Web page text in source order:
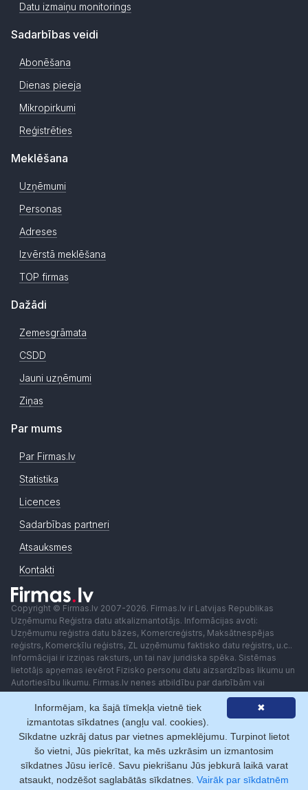
Datu izmaiņu monitorings
Sadarbības veidi
Abonēšana
Dienas pieeja
Mikropirkumi
Reģistrēties
Meklēšana
Uzņēmumi
Personas
Adreses
Izvērstā meklēšana
TOP firmas
Dažādi
Zemesgrāmata
CSDD
Jauni uzņēmumi
Ziņas
Par mums
Par Firmas.lv
Statistika
Licences
Sadarbības partneri
Atsauksmes
Kontakti
Copyright © Firmas.lv 2007-2026. Firmas.lv ir Latvijas Republikas
Uzņēmumu Reģistra datu atkalizmantotājs. Informācijas avoti:
Uzņēmumu reģistra datu bāzes, Komercreģistrs, Maksātnespējas
reģistrs, Komercķīlu reģistrs, ZL uzņēmumu faktisko datu reģistrs, u.c..
Informācijai ir izziņas raksturs, un tai nav juridiska spēka. Sistēmas
lietotājs apņemas ievērot Fizisko personu datu aizsardzības likumu un
Autortiesību likumu. Firmas.lv nenes atbildību par darbībām vai
lēmumiem, kas balstīti uz saņemto pakalpojumu. Lietotājam aizliegts
izmantot jebkādas automatizētas sistēmas vai iekārtas (robotus)
piekļuvei sistēmai bez rakstiskas saskaņošanas ar Firmas.lv. Galvenā
redaktore: Ingūna Pempere.
Lietošanas noteikumi
Privātuma politika Norēķini ar
✖
Informējam, ka šajā tīmekļa vietnē tiek
izmantotas sīkdatnes (angļu val. cookies).
Sīkdatne uzkrāj datus par vietnes apmeklējumu. Turpinot lietot
šo vietni, Jūs piekrītat, ka mēs uzkrāsim un izmantosim
sīkdatnes Jūsu ierīcē. Savu piekrišanu Jūs jebkurā laikā varat
atsaukt, nodzēšot saglabātās sīkdatnes. Vairāk par sīkdatnēm